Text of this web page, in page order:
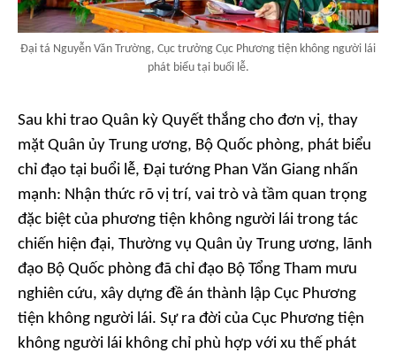
Đại tá Nguyễn Văn Trường, Cục trưởng Cục Phương tiện không người lái
phát biểu tại buổi lễ.
Sau khi trao Quân kỳ Quyết thắng cho đơn vị, thay
mặt Quân ủy Trung ương, Bộ Quốc phòng, phát biểu
chỉ đạo tại buổi lễ, Đại tướng Phan Văn Giang nhấn
mạnh: Nhận thức rõ vị trí, vai trò và tầm quan trọng
đặc biệt của phương tiện không người lái trong tác
chiến hiện đại, Thường vụ Quân ủy Trung ương, lãnh
đạo Bộ Quốc phòng đã chỉ đạo Bộ Tổng Tham mưu
nghiên cứu, xây dựng đề án thành lập Cục Phương
tiện không người lái. Sự ra đời của Cục Phương tiện
không người lái không chỉ phù hợp với xu thế phát